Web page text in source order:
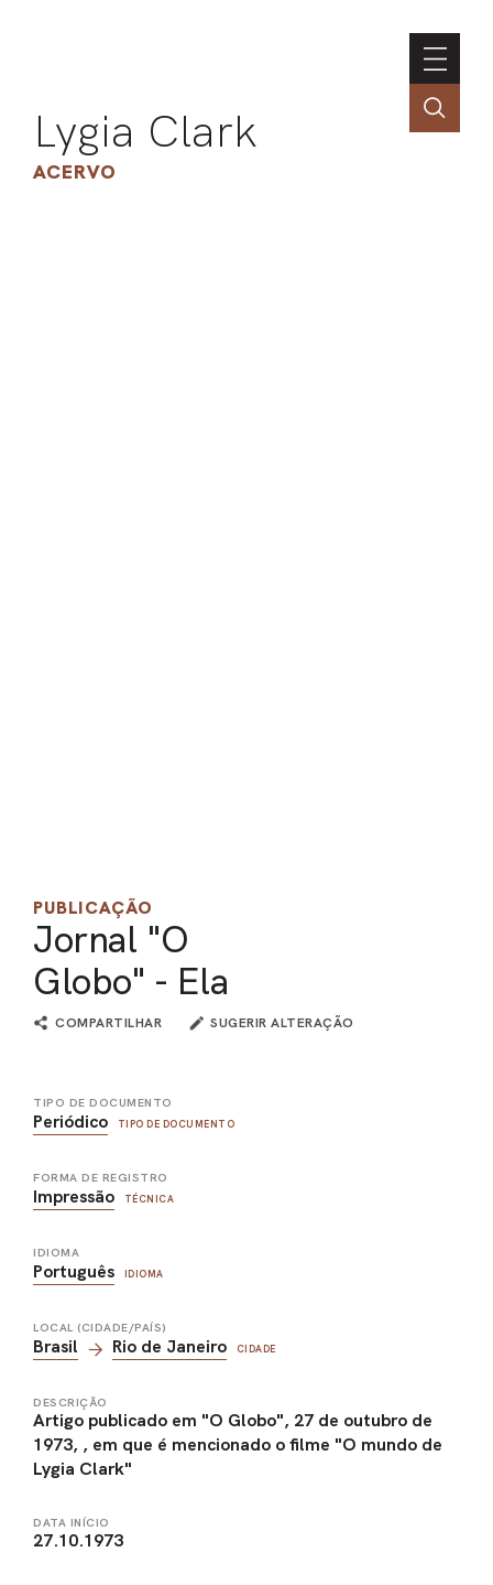
Lygia Clark
ACERVO
PUBLICAÇÃO
Jornal "O
Globo" - Ela
COMPARTILHAR SUGERIR ALTERAÇÃO
TIPO DE DOCUMENTO
Periódico TIPO DE DOCUMENTO
FORMA DE REGISTRO
Impressão TÉCNICA
IDIOMA
Português IDIOMA
LOCAL (CIDADE/PAÍS)
Brasil Rio de Janeiro CIDADE
DESCRIÇÃO
Artigo publicado em "O Globo", 27 de outubro de
1973, , em que é mencionado o filme "O mundo de
Lygia Clark"
DATA INÍCIO
27.10.1973